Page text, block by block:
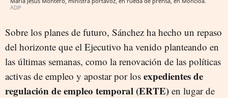
ADP
Sobre los planes de futuro, Sánchez ha hecho un repaso
del horizonte que el Ejecutivo ha venido planteando en
las últimas semanas, como la renovación de las políticas
activas de empleo y apostar por los expedientes de
regulación de empleo temporal (ERTE) en lugar de